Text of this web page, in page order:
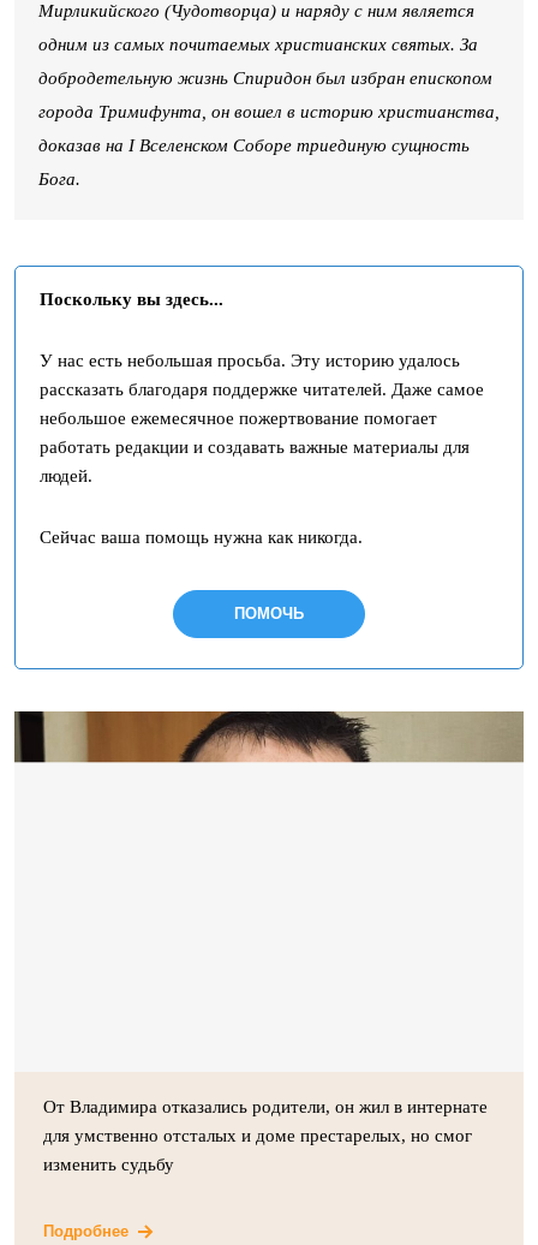
Мирликийского (Чудотворца) и наряду с ним является
одним из самых почитаемых христианских святых. За
добродетельную жизнь Спиридон был избран епископом
города Тримифунта, он вошел в историю христианства,
доказав на I Вселенском Соборе триединую сущность
Бога.
Поскольку вы здесь...
У нас есть небольшая просьба. Эту историю удалось
рассказать благодаря поддержке читателей. Даже самое
небольшое ежемесячное пожертвование помогает
работать редакции и создавать важные материалы для
людей.
Сейчас ваша помощь нужна как никогда.
ПОМОЧЬ
От Владимира отказались родители, он жил в интернате
для умственно отсталых и доме престарелых, но смог
изменить судьбу
Подробнее